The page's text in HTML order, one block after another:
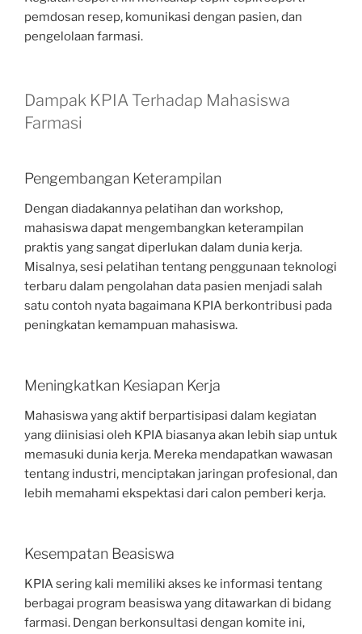
pemdosan resep, komunikasi dengan pasien, dan
pengelolaan farmasi.
Dampak KPIA Terhadap Mahasiswa
Farmasi
Pengembangan Keterampilan
Dengan diadakannya pelatihan dan workshop,
mahasiswa dapat mengembangkan keterampilan
praktis yang sangat diperlukan dalam dunia kerja.
Misalnya, sesi pelatihan tentang penggunaan teknologi
terbaru dalam pengolahan data pasien menjadi salah
satu contoh nyata bagaimana KPIA berkontribusi pada
peningkatan kemampuan mahasiswa.
Meningkatkan Kesiapan Kerja
Mahasiswa yang aktif berpartisipasi dalam kegiatan
yang diinisiasi oleh KPIA biasanya akan lebih siap untuk
memasuki dunia kerja. Mereka mendapatkan wawasan
tentang industri, menciptakan jaringan profesional, dan
lebih memahami ekspektasi dari calon pemberi kerja.
Kesempatan Beasiswa
KPIA sering kali memiliki akses ke informasi tentang
berbagai program beasiswa yang ditawarkan di bidang
farmasi. Dengan berkonsultasi dengan komite ini,